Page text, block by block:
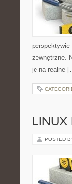
perspektywie
zewnętrzne.
je na realne
LINUX
POSTED